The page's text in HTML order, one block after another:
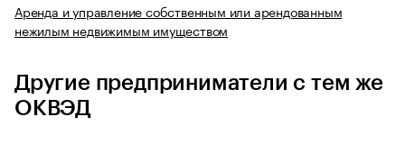
Аренда и управление собственным или арендованным
нежилым недвижимым имуществом
Другие предприниматели с тем же
ОКВЭД